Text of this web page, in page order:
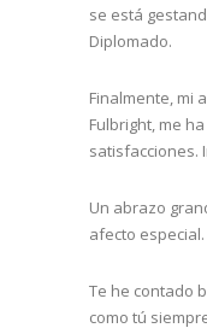
se está
Diplomado.
Finalmente, mi
Fulbright, me
satisfacciones.
Un abrazo
afecto especial.
Te he contado
como tú